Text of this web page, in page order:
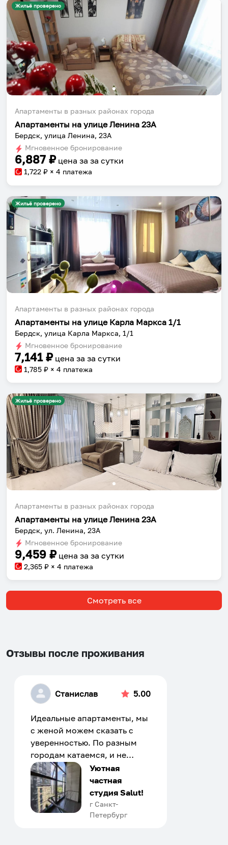
Жильё проверено
Апартаменты в разных районах города
Апартаменты на улице Ленина 23А
Бердск, улица Ленина, 23А
Мгновенное бронирование
6,887 ₽ цена за за сутки
1,722 ₽ × 4 платежа
Жильё проверено
Апартаменты в разных районах города
Апартаменты на улице Карла Маркса 1/1
Бердск, улица Карла Маркса, 1/1
Мгновенное бронирование
7,141₽ цена за за сутки
1,785 ₽ × 4 платежа
Жильё проверено
Апартаменты в разных районах города
Апартаменты на улице Ленина 23А
Бердск, ул. Ленина, 23А
Мгновенное бронирование
9,459 ₽ цена за за сутки
2,365 ₽ × 4 платежа
Смотреть все
Отзывы после проживания
Станислав 5.00
Идеальные апартаменты, мы
с женой можем сказать с
уверенностью. По разным
городам катаемся, и не
только в России. Сервис на
отличном уровне. Хозяин
апартаментов доброй души
человек, всегда можно
договориться, подскажет
Уютная
частная
студия Salut!
г Санкт-
Петербург